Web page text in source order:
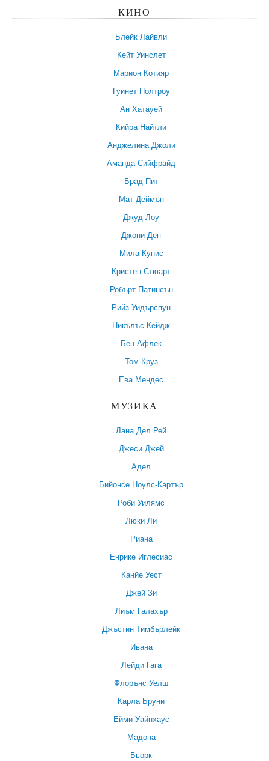
КИНО
Блейк Лайвли
Кейт Уинслет
Марион Котияр
Гуинет Полтроу
Ан Хатауей
Кийра Найтли
Анджелина Джоли
Аманда Сийфрайд
Брад Пит
Мат Деймън
Джуд Лоу
Джони Деп
Мила Кунис
Кристен Стюарт
Робърт Патинсън
Рийз Уидърспун
Никълъс Кейдж
Бен Афлек
Том Круз
Ева Мендес
МУЗИКА
Лана Дел Рей
Джеси Джей
Адел
Бийонсе Ноулс-Картър
Роби Уилямс
Люки Ли
Риана
Енрике Иглесиас
Канйе Уест
Джей Зи
Лиъм Галахър
Джъстин Тимбърлейк
Ивана
Лейди Гага
Флорънс Уелш
Карла Бруни
Ейми Уайнхаус
Мадона
Бьорк